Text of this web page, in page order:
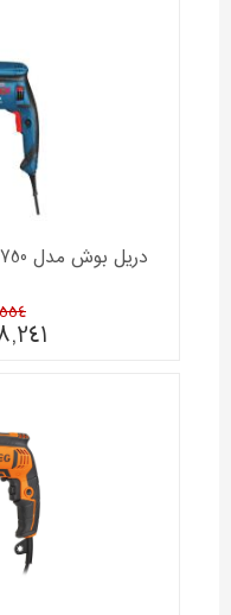
دریل بوش مدل 750 وات ضربه ای مدل gsb 16 re